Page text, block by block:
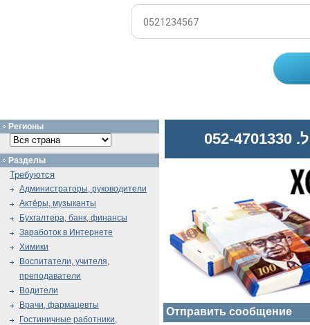
Отправить сообщение
Регионы
Разделы
Требуются
Администраторы, руководители
Актёры, музыканты
Бухгалтера, банк, финансы
Заработок в Интернете
Химики
Воспитатели, учителя,
преподаватели
Водители
Врачи, фармацевты
Гостиничные работники,